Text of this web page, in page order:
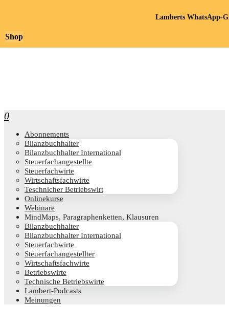
0
Abon­ne­ments
Bilanz­buch­hal­ter
Bilanz­buch­hal­ter International
Steu­er­fach­an­ge­stell­te
Steu­er­fach­wir­te
Wirt­schafts­fach­wir­te
Teschni­cher Betriebswirt
Online­kur­se
Web­i­na­re
Mind­Maps, Para­gra­phen­ket­ten, Klausuren
Bilanz­buch­hal­ter
Bilanz­buch­hal­ter International
Steu­er­fach­wir­te
Steu­er­fach­an­ge­stell­ter
Wirt­schafts­fach­wir­te
Betriebs­wir­te
Tech­ni­sche Betriebswirte
Lam­­bert-Pod­­casts
Mei­nun­gen
Shop
Lamberts WhatsApp-